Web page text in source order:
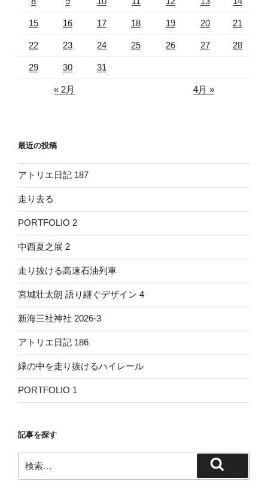
15 16 17 18 19 20 21
22 23 24 25 26 27 28
29 30 31
« 2月 4月 »
最近の投稿
アトリエ日記 187
走り去る
PORTFOLIO 2
中西夏之展 2
走り抜ける高速石油列車
宮城壮太朗 語り継ぐデザイン 4
新海三社神社 2026-3
アトリエ日記 186
緑の中を走り抜けるハイレール
PORTFOLIO 1
記事を探す
索:
索